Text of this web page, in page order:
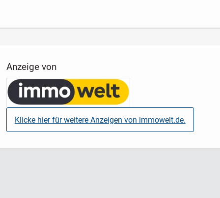
Anzeige von
Klicke hier für weitere Anzeigen von immowelt.de.